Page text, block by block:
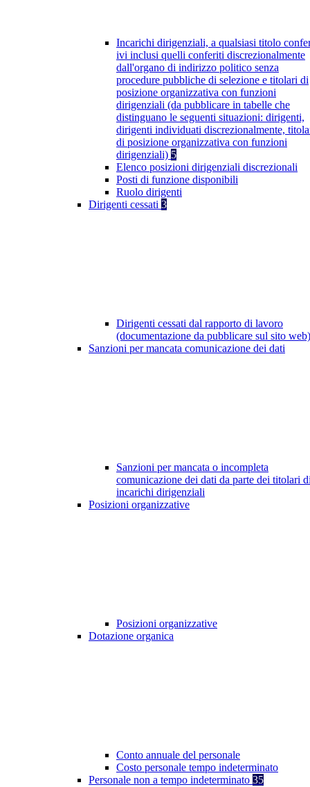
Incarichi dirigenziali, a qualsiasi titolo
ivi inclusi quelli conferiti discrezionalmente
dall'organo di indirizzo politico senza
procedure pubbliche di selezione e titolari di
posizione organizzativa con funzioni
dirigenziali (da pubblicare in tabelle che
distinguano le seguenti situazioni: dirigenti,
dirigenti individuati discrezionalmente,
di posizione organizzativa con funzioni
dirigenziali) 5
Elenco posizioni dirigenziali discrezionali
Posti di funzione disponibili
Ruolo dirigenti
Dirigenti cessati 3
Dirigenti cessati dal rapporto di lavoro
(documentazione da pubblicare sul sito
Sanzioni per mancata comunicazione dei dati
Sanzioni per mancata o incompleta
comunicazione dei dati da parte dei titolari
incarichi dirigenziali
Posizioni organizzative
Posizioni organizzative
Dotazione organica
Conto annuale del personale
Costo personale tempo indeterminato
Personale non a tempo indeterminato 35